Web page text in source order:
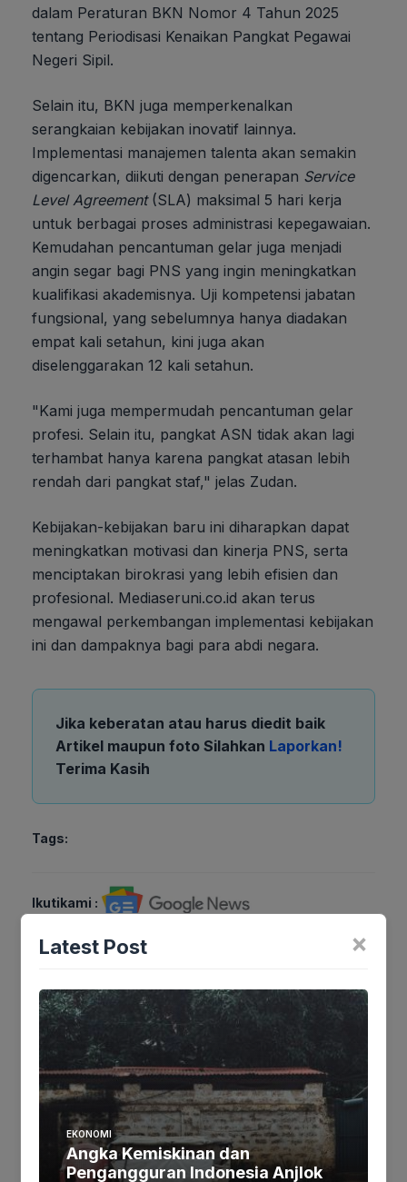
dalam Peraturan BKN Nomor 4 Tahun 2025
tentang Periodisasi Kenaikan Pangkat Pegawai
Negeri Sipil.
Selain itu, BKN juga memperkenalkan
serangkaian kebijakan inovatif lainnya.
Implementasi manajemen talenta akan semakin
digencarkan, diikuti dengan penerapan Service
Level Agreement(SLA) maksimal 5 hari kerja
untuk berbagai proses administrasi kepegawaian.
Kemudahan pencantuman gelar juga menjadi
angin segar bagi PNS yang ingin meningkatkan
kualifikasi akademisnya. Uji kompetensi jabatan
fungsional, yang sebelumnya hanya diadakan
empat kali setahun, kini juga akan
diselenggarakan 12 kali setahun.
"Kami juga mempermudah pencantuman gelar
profesi. Selain itu, pangkat ASN tidak akan lagi
terhambat hanya karena pangkat atasan lebih
rendah dari pangkat staf," jelas Zudan.
Kebijakan-kebijakan baru ini diharapkan dapat
meningkatkan motivasi dan kinerja PNS, serta
menciptakan birokrasi yang lebih efisien dan
profesional. Mediaseruni.co.id akan terus
mengawal perkembangan implementasi kebijakan
ini dan dampaknya bagi para abdi negara.
Jika keberatan atau harus diedit baik
Artikel maupun foto Silahkan Laporkan!
Terima Kasih
Tags:
Ikutikami :
Tinggalkan komentar
Komentar
×
Latest Post
EKONOMI
Angka Kemiskinan dan
Pengangguran Indonesia Anjlok